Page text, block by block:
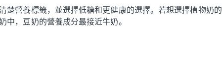
營養標籤，並選擇低糖和更健康的選擇。若想選擇植物奶的
，豆奶的營養成分最接近牛奶。